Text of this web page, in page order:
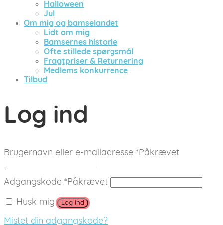
Halloween
Jul
Om mig og bamselandet
Lidt om mig
Bamsernes historie
Ofte stillede spørgsmål
Fragtpriser & Returnering
Medlems konkurrence
Tilbud
Log ind
Brugernavn eller e-mailadresse *Påkrævet
Adgangskode *Påkrævet
Husk mig Log ind
Mistet din adgangskode?